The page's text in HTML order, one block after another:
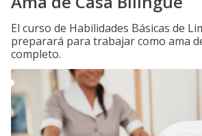
El curso de Habilidades Básicas de
preparará para trabajar como ama
completo.